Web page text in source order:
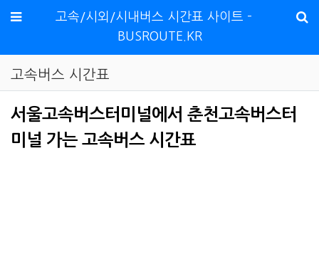
메뉴
고속/시외/시내버스 시간표 사이트 -
BUSROUTE.KR
고속버스 시간표
서울고속버스터미널에서 춘천고속버스터
미널 가는 고속버스 시간표